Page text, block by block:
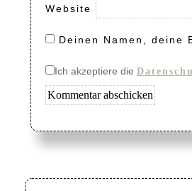
Website
Deinen Namen, deine
Ich akzeptiere die